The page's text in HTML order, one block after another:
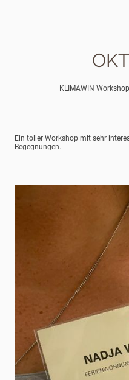
KLIMAWIN
Ein toller Workshop mit sehr
Begegnungen.